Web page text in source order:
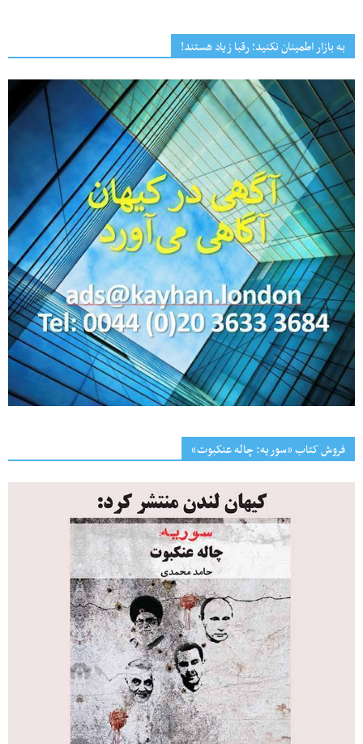
به بازار اطمینان نکنید؛ رقبا زیاد هستند!
فروش کتاب «سوریه: چاله عنکبوت»